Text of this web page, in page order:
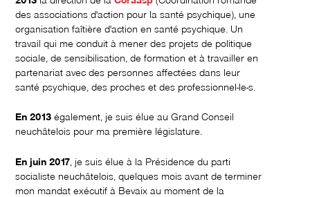
des associations d'action pour la santé psychique), une
organisation faîtière d'action en santé psychique. Un
travail qui me conduit à mener des projets de politique
sociale, de sensibilisation, de formation et à travailler en
partenariat avec des personnes affectées dans leur
santé psychique, des proches et des professionnel-le-s.
En 2013 également, je suis élue au Grand Conseil
neuchâtelois pour ma première législature.
En juin 2017 , je suis élue à la Présidence du parti
socialiste neuchâtelois, quelques mois avant de terminer
mon mandat exécutif à Bevaix au moment de la